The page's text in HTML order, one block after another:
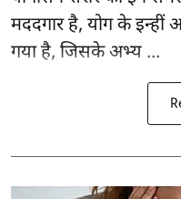
मददगार है, योग के इन्हीं
गया है, जिसके अभ्य ...